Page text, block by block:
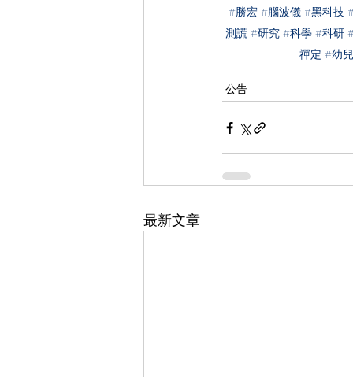
#勝宏 #腦波儀 #黑科技
測謊 #研究 #科學 #科研
禪定 #幼兒
公告
最新文章